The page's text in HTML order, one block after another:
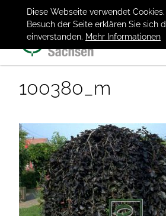
Diese Webseite verwendet
Besuch der Seite erklären Sie sich
einverstanden. Mehr Informationen
100380_m